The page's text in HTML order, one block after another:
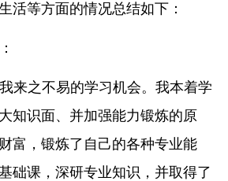
活等方面的情况总结如下：
来之不易的学习机会。我本着学
知识面、并加强能力锻炼的原
富，锻炼了自己的各种专业能
础课，深研专业知识，并取得了